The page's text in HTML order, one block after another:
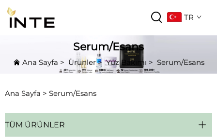
TR
Serum/Esans
Ana Sayfa > Ürünler>Yüz Bakımı > Serum/Esans
Ana Sayfa > Serum/Esans
TÜM ÜRÜNLER